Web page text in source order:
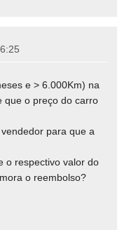
e > 6.000Km) na
que o preço do carro
para que a
o respectivo valor do
o reembolso?